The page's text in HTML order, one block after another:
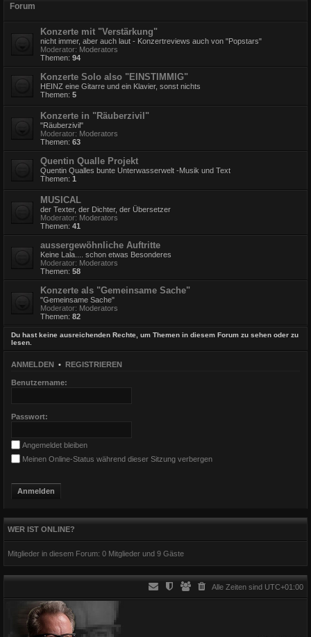
Forum
Konzerte mit "Verstärkung"
nicht immer, aber auch laut - Konzertreviews auch von "Popstars"
Moderator: Moderators
Themen: 94
Konzerte Solo also "EINSTIMMIG"
HEINZ eine Gitarre und ein Klavier, sonst nichts
Themen: 5
Konzerte in "Räuberzivil"
"Räuberzivil"
Moderator: Moderators
Themen: 63
Quentin Qualle Projekt
Quentin Qualles bunte Unterwasserwelt -Musik und Text
Themen: 1
MUSICAL
der Texter, der Dichter, der Übersetzer
Moderator: Moderators
Themen: 41
aussergewöhnliche Auftritte
Keine Lala.... schon etwas Besonderes
Moderator: Moderators
Themen: 58
Konzerte als "Gemeinsame Sache"
"Gemeinsame Sache"
Moderator: Moderators
Themen: 82
Du hast keine ausreichenden Rechte, um Themen in diesem Forum zu sehen oder zu
lesen.
ANMELDEN • REGISTRIEREN
Benutzername:
Passwort:
Angemeldet bleiben
Meinen Online-Status während dieser Sitzung verbergen
WER IST ONLINE?
Mitglieder in diesem Forum: 0 Mitglieder und 9 Gäste
Alle Zeiten sind UTC+01:00